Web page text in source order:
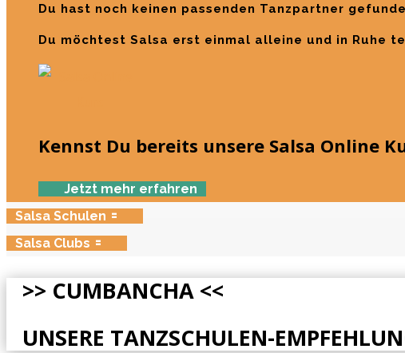
Du hast noch keinen passenden Tanzpartner
Du möchtest Salsa erst einmal alleine und in Ruhe
Kennst Du bereits unsere Salsa Online
Jetzt mehr erfahren
Salsa Schulen
Salsa Clubs
>> CUMBANCHA <<
UNSERE TANZSCHULEN-